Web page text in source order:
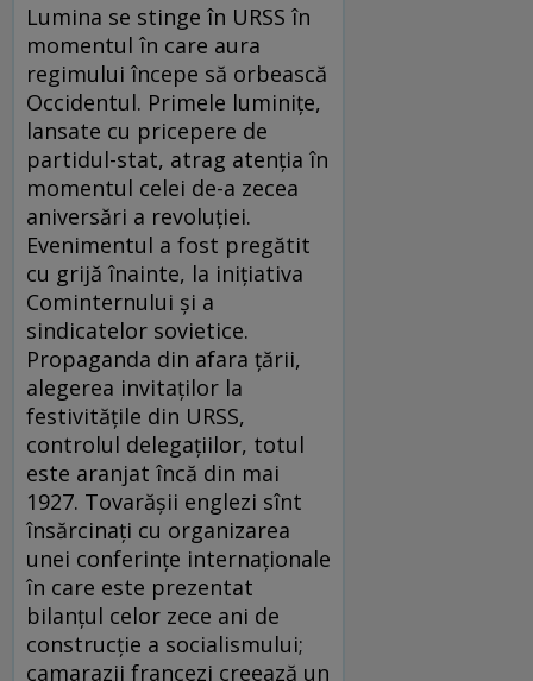
Lumina se stinge în URSS în
momentul în care aura
regimului începe să orbească
Occidentul. Primele luminițe,
lansate cu pricepere de
partidul-stat, atrag atenția în
momentul celei de-a zecea
aniversări a revoluției.
Evenimentul a fost pregătit
cu grijă înainte, la inițiativa
Cominternului și a
sindicatelor sovietice.
Propaganda din afara țării,
alegerea invitaților la
festivitățile din URSS,
controlul delegațiilor, totul
este aranjat încă din mai
1927. Tovarășii englezi sînt
însărcinați cu organizarea
unei conferințe internaționale
în care este prezentat
bilanțul celor zece ani de
construcție a socialismului;
camarazii francezi creează un